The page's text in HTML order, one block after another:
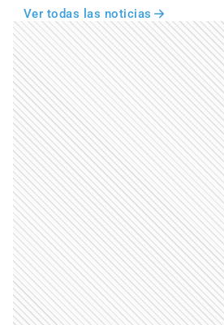
Ver todas las noticias